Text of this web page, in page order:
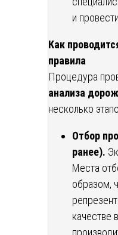
и
Как
правила
Процедура
анализа
несколько
Отбор
ранее).
Места
образом,
качестве